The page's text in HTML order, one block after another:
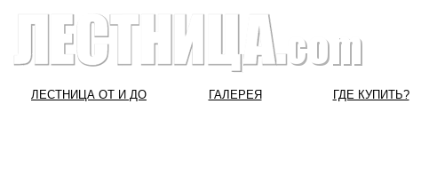
ЛЕСТНИЦА ОТ И ДО ГАЛЕРЕЯ ГДЕ КУПИТЬ?